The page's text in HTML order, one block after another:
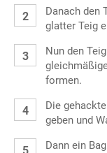
Danach den
glatter Teig
Nun den
formen.
Die
geben und
Dann ein